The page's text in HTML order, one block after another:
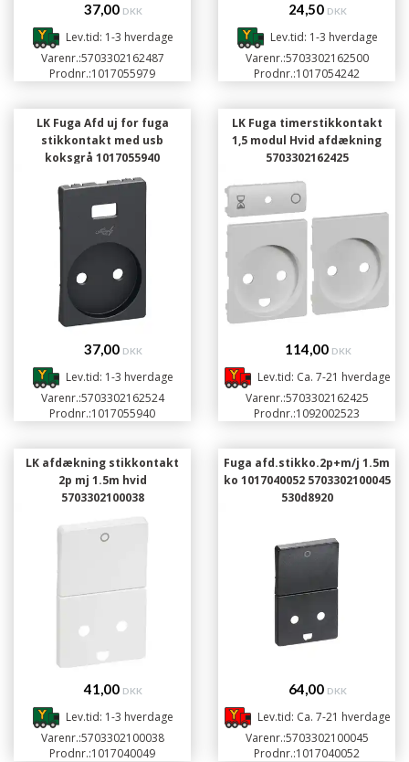
37,00 DKK
Lev.tid: 1-3 hverdage
Varenr.:5703302162487
Prodnr.:1017055979
24,50 DKK
Lev.tid: 1-3 hverdage
Varenr.:5703302162500
Prodnr.:1017054242
LK Fuga Afd uj for fuga
stikkontakt med usb
koksgrå 1017055940
5703302162524
37,00 DKK
Lev.tid: 1-3 hverdage
Varenr.:5703302162524
Prodnr.:1017055940
LK Fuga timerstikkontakt
1,5 modul Hvid afdækning
5703302162425
114,00 DKK
Lev.tid: Ca. 7-21 hverdage
Varenr.:5703302162425
Prodnr.:1092002523
LK afdækning stikkontakt
2p mj 1.5m hvid
5703302100038
41,00 DKK
Lev.tid: 1-3 hverdage
Varenr.:5703302100038
Prodnr.:1017040049
Fuga afd.stikko.2p+m/j 1.5m
ko 1017040052 5703302100045
530d8920
64,00 DKK
Lev.tid: Ca. 7-21 hverdage
Varenr.:5703302100045
Prodnr.:1017040052